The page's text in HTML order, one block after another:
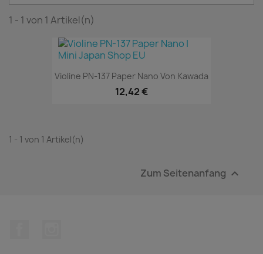
1 - 1 von 1 Artikel(n)
Violine PN-137 Paper Nano Von Kawada
12,42 €
1 - 1 von 1 Artikel(n)
Zum Seitenanfang 